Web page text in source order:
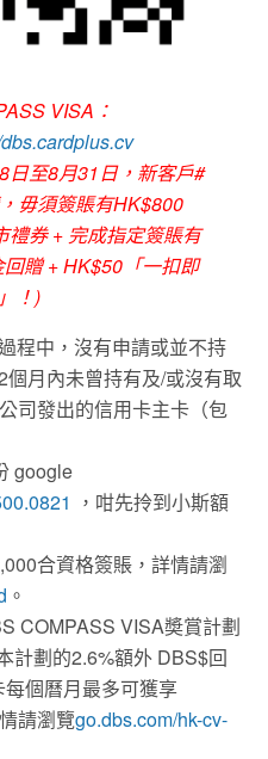
VISA：
日至8月31日，新客戶#
毋須簽賬有HK$800
券 + 完成指定簽賬有
贈 + HK$50「一扣即
！)
程中，沒有申請或並不持
月內未曾持有及/或沒有取
司發出的信用卡主卡（包
google
，咁先拎到小斯額
合資格簽賬，詳情請瀏
。
COMPASS VISA奬賞計劃
計劃的2.6%額外 DBS$回
個曆月最多可獲享
請瀏覽go.dbs.com/hk-cv-